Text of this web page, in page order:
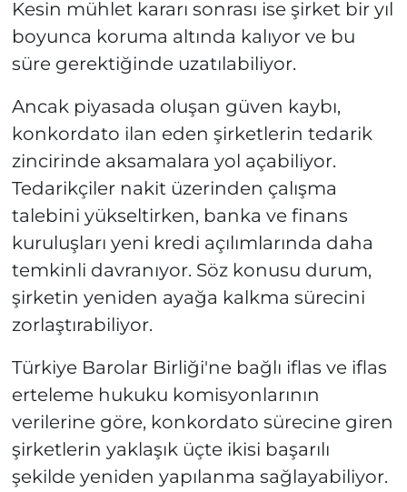
Kesin mühlet kararı sonrası ise şirket bir yıl
boyunca koruma altında kalıyor ve bu
süre gerektiğinde uzatılabiliyor.
Ancak piyasada oluşan güven kaybı,
konkordato ilan eden şirketlerin tedarik
zincirinde aksamalara yol açabiliyor.
Tedarikçiler nakit üzerinden çalışma
talebini yükseltirken, banka ve finans
kuruluşları yeni kredi açılımlarında daha
temkinli davranıyor. Söz konusu durum,
şirketin yeniden ayağa kalkma sürecini
zorlaştırabiliyor.
Türkiye Barolar Birliği'ne bağlı iflas ve iflas
erteleme hukuku komisyonlarının
verilerine göre, konkordato sürecine giren
şirketlerin yaklaşık üçte ikisi başarılı
şekilde yeniden yapılanma sağlayabiliyor.